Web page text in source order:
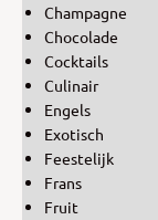
Champagne
Chocolade
Cocktails
Culinair
Engels
Exotisch
Feestelijk
Frans
Fruit